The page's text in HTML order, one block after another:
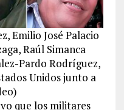
Emilio José Palacio
Raúl Simanca
Pardo Rodríguez,
Unidos junto a
que los militares